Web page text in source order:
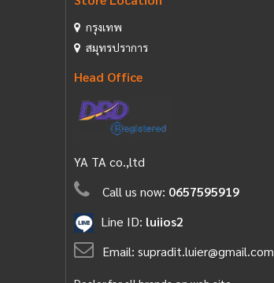
กรุงเทพ
สมุทรปราการ
Head Office
YA TA co.,ltd
Call us now: 0657595919
Line ID: luiios2
Email: supradit.luier@gmail.com